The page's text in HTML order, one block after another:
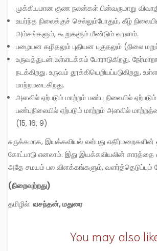
முக்கியமான குண நலன்கள் பின்வருமாறு
உயர்ந்த நிலைக்குச் செல்லும்போதும், கீழ்
அம்சங்களும், கூறுகளும் மீண்டும் வரலாம்.
பழையன கழிதலும் புதியன புகுதலும் (நிலை
உருவத்துடன் உள்ளடக்கம் போராடுகிறது.
நடக்கிறது. உருவம் தூக்கியெறியப்படுகிறது,
மாற்றமடைகிறது.
அளவில் ஏற்படும் மாற்றம் பண்பு நிலையில் ஏற்படும்
பண்புநிலையில் ஏற்படும் மாற்றம் அளவில்
(15, 16, 9)
சுருக்கமாக, இயக்கவியல் என்பது எதிர்மறைகளின் ஒற்றுமை பற்றிய
கோட்பாடு எனலாம். இது இயக்கவியலின் சாரத்தை
அதே சமயம் பல விளக்கங்களும், வளர்த்தெடுப்பும்
(நிறைவுற்றது)
தமிழில்: வசந்தன்,மதுரை
You may also